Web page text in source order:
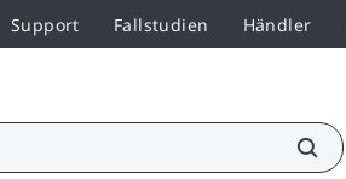
Support Fallstudien Händler